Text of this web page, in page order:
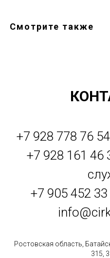
Смотрите также
+7 928 778 76
+7 928 161 46
+7 905 452
Ростовская область,
315,